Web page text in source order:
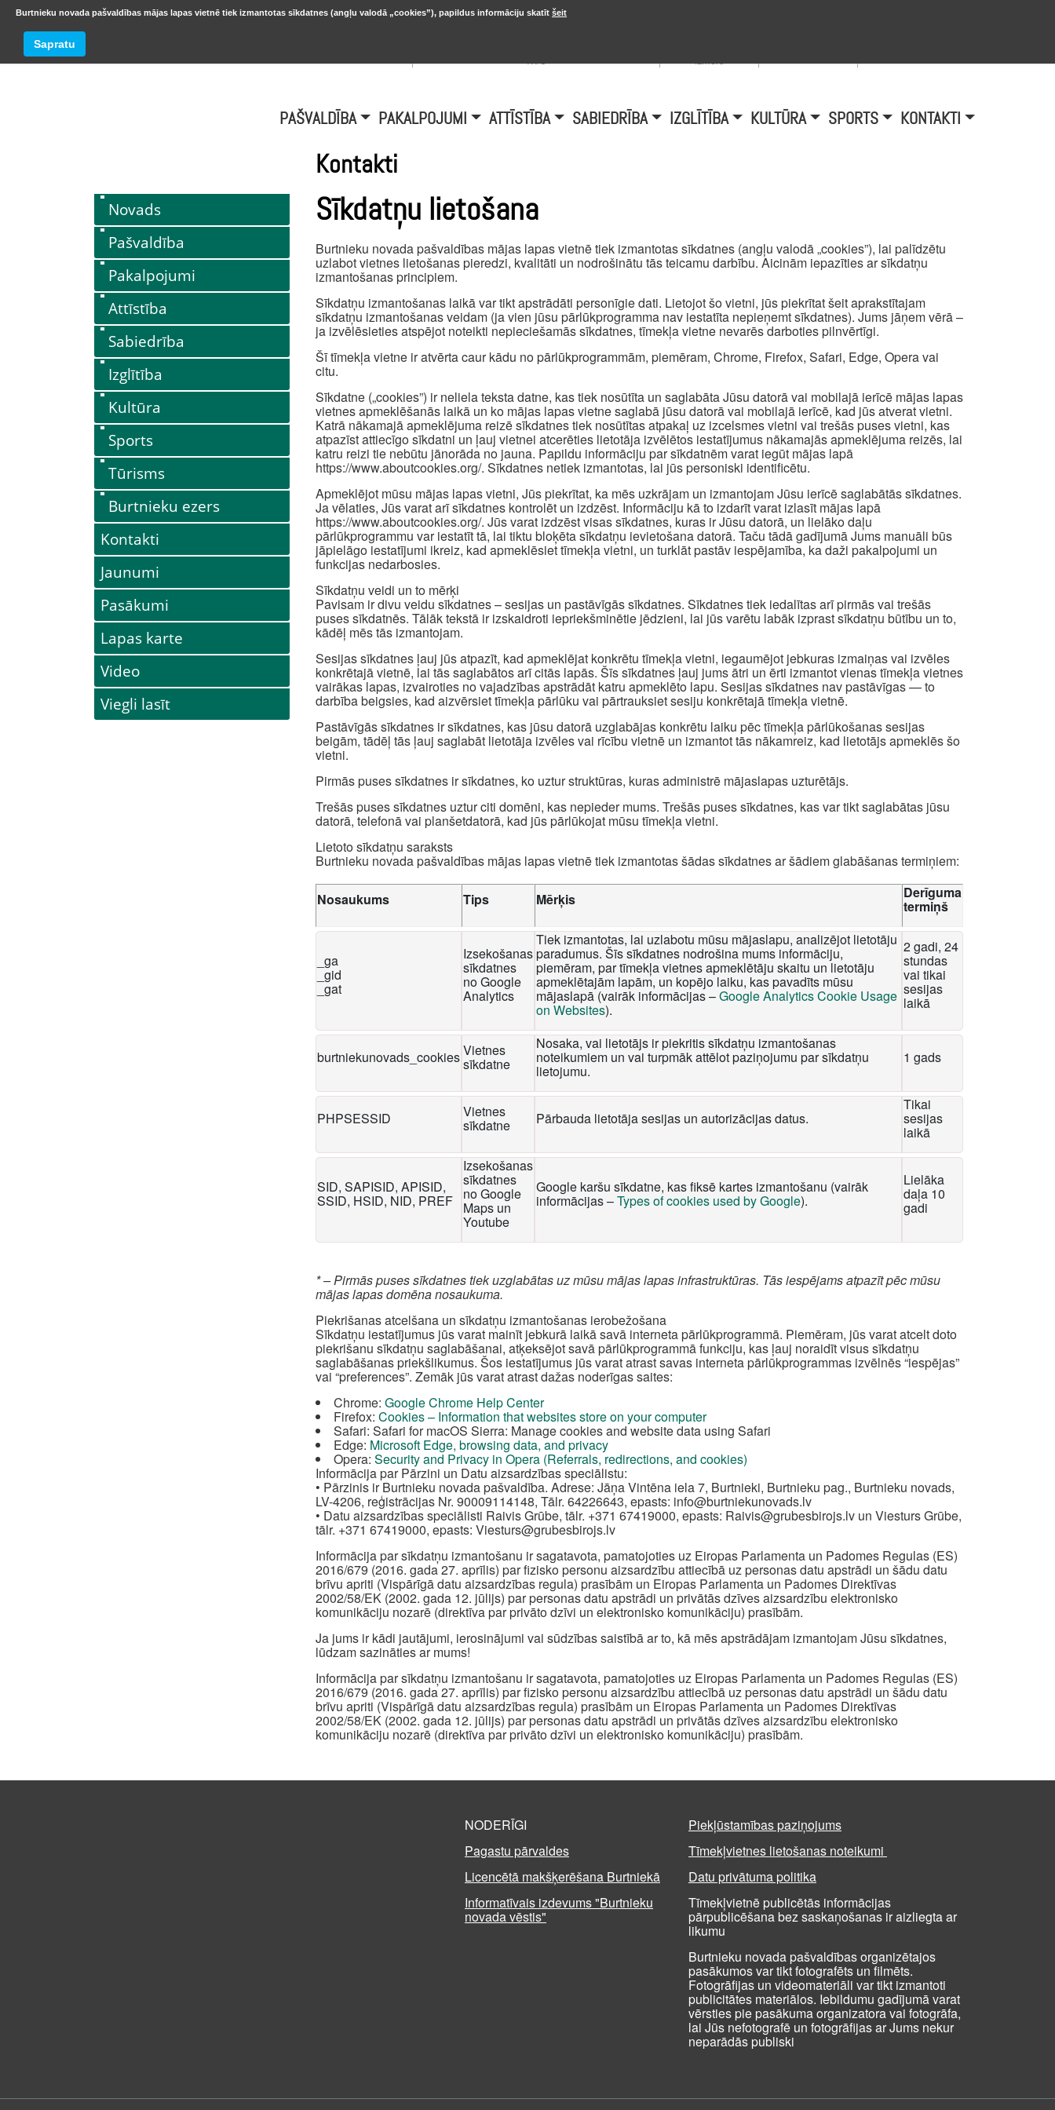
BURTNIEKU NOVADS m/s
izmērs
PAŠVALDĪBA PAKALPOJUMI ATTĪSTĪBA SABIEDRĪBA IZGLĪTĪBA KULTŪRA SPORTS KONTAKTI
Novads
Pašvaldība
Pakalpojumi
Attīstība
Sabiedrība
Izglītība
Kultūra
Sports
Tūrisms
Burtnieku ezers
Kontakti
Jaunumi
Pasākumi
Lapas karte
Video
Viegli lasīt
Kontakti
Sīkdatņu lietošana
Burtnieku novada pašvaldības mājas lapas vietnē tiek izmantotas sīkdatnes (angļu valodā „cookies”), lai palīdzētu
uzlabot vietnes lietošanas pieredzi, kvalitāti un nodrošinātu tās teicamu darbību. Aicinām iepazīties ar sīkdatņu
izmantošanas principiem.
Sīkdatņu izmantošanas laikā var tikt apstrādāti personīgie dati. Lietojot šo vietni, jūs piekrītat šeit aprakstītajam
sīkdatņu izmantošanas veidam (ja vien jūsu pārlūkprogramma nav iestatīta nepieņemt sīkdatnes). Jums jāņem vērā –
ja izvēlēsieties atspējot noteikti nepieciešamās sīkdatnes, tīmekļa vietne nevarēs darboties pilnvērtīgi.
Šī tīmekļa vietne ir atvērta caur kādu no pārlūkprogrammām, piemēram, Chrome, Firefox, Safari, Edge, Opera vai
citu.
Sīkdatne („cookies”) ir neliela teksta datne, kas tiek nosūtīta un saglabāta Jūsu datorā vai mobilajā ierīcē mājas lapas
vietnes apmeklēšanās laikā un ko mājas lapas vietne saglabā jūsu datorā vai mobilajā ierīcē, kad jūs atverat vietni.
Katrā nākamajā apmeklējuma reizē sīkdatnes tiek nosūtītas atpakaļ uz izcelsmes vietni vai trešās puses vietni, kas
atpazīst attiecīgo sīkdatni un ļauj vietnei atcerēties lietotāja izvēlētos iestatījumus nākamajās apmeklējuma reizēs, lai
katru reizi tie nebūtu jānorāda no jauna. Papildu informāciju par sīkdatnēm varat iegūt mājas lapā
https://www.aboutcookies.org/. Sīkdatnes netiek izmantotas, lai jūs personiski identificētu.
Apmeklējot mūsu mājas lapas vietni, Jūs piekrītat, ka mēs uzkrājam un izmantojam Jūsu ierīcē saglabātās sīkdatnes.
Ja vēlaties, Jūs varat arī sīkdatnes kontrolēt un izdzēst. Informāciju kā to izdarīt varat izlasīt mājas lapā
https://www.aboutcookies.org/. Jūs varat izdzēst visas sīkdatnes, kuras ir Jūsu datorā, un lielāko daļu
pārlūkprogrammu var iestatīt tā, lai tiktu bloķēta sīkdatņu ievietošana datorā. Taču tādā gadījumā Jums manuāli būs
jāpielāgo iestatījumi ikreiz, kad apmeklēsiet tīmekļa vietni, un turklāt pastāv iespējamība, ka daži pakalpojumi un
funkcijas nedarbosies.
Sīkdatņu veidi un to mērķi
Pavisam ir divu veidu sīkdatnes – sesijas un pastāvīgās sīkdatnes. Sīkdatnes tiek iedalītas arī pirmās vai trešās
puses sīkdatnēs. Tālāk tekstā ir izskaidroti iepriekšminētie jēdzieni, lai jūs varētu labāk izprast sīkdatņu būtību un to,
kādēļ mēs tās izmantojam.
Sesijas sīkdatnes ļauj jūs atpazīt, kad apmeklējat konkrētu tīmekļa vietni, iegaumējot jebkuras izmaiņas vai izvēles
konkrētajā vietnē, lai tās saglabātos arī citās lapās. Šīs sīkdatnes ļauj jums ātri un ērti izmantot vienas tīmekļa vietnes
vairākas lapas, izvairoties no vajadzības apstrādāt katru apmeklēto lapu. Sesijas sīkdatnes nav pastāvīgas — to
darbība beigsies, kad aizvērsiet tīmekļa pārlūku vai pārtrauksiet sesiju konkrētajā tīmekļa vietnē.
Pastāvīgās sīkdatnes ir sīkdatnes, kas jūsu datorā uzglabājas konkrētu laiku pēc tīmekļa pārlūkošanas sesijas
beigām, tādēļ tās ļauj saglabāt lietotāja izvēles vai rīcību vietnē un izmantot tās nākamreiz, kad lietotājs apmeklēs šo
vietni.
Pirmās puses sīkdatnes ir sīkdatnes, ko uztur struktūras, kuras administrē mājaslapas uzturētājs.
Trešās puses sīkdatnes uztur citi domēni, kas nepieder mums. Trešās puses sīkdatnes, kas var tikt saglabātas jūsu
datorā, telefonā vai planšetdatorā, kad jūs pārlūkojat mūsu tīmekļa vietni.
Lietoto sīkdatņu saraksts
Burtnieku novada pašvaldības mājas lapas vietnē tiek izmantotas šādas sīkdatnes ar šādiem glabāšanas termiņiem:
Nosaukums Tips Mērķis Derīguma
termiņš
_ga
_gid
_gat
Izsekošanas
sīkdatnes
no Google
Analytics
Tiek izmantotas, lai uzlabotu mūsu mājaslapu, analizējot lietotāju
paradumus. Šīs sīkdatnes nodrošina mums informāciju,
piemēram, par tīmekļa vietnes apmeklētāju skaitu un lietotāju
apmeklētajām lapām, un kopējo laiku, kas pavadīts mūsu
mājaslapā (vairāk informācijas –Google Analytics Cookie Usage
on Websites).
2 gadi, 24
stundas
vai tikai
sesijas
laikā
burtniekunovads_cookiesVietnes
sīkdatne
Nosaka, vai lietotājs ir piekritis sīkdatņu izmantošanas
noteikumiem un vai turpmāk attēlot paziņojumu par sīkdatņu
lietojumu.
1 gads
PHPSESSID Vietnes
sīkdatne Pārbauda lietotāja sesijas un autorizācijas datus.
Tikai
sesijas
laikā
SID, SAPISID, APISID,
SSID, HSID, NID, PREF
Izsekošanas
sīkdatnes
no Google
Maps un
Youtube
Google karšu sīkdatne, kas fiksē kartes izmantošanu (vairāk
informācijas –Types of cookies used by Google).
Lielāka
daļa 10
gadi
* – Pirmās puses sīkdatnes tiek uzglabātas uz mūsu mājas lapas infrastruktūras. Tās iespējams atpazīt pēc mūsu
mājas lapas domēna nosaukuma.
Piekrišanas atcelšana un sīkdatņu izmantošanas ierobežošana
Sīkdatņu iestatījumus jūs varat mainīt jebkurā laikā savā interneta pārlūkprogrammā. Piemēram, jūs varat atcelt doto
piekrišanu sīkdatņu saglabāšanai, atķeksējot savā pārlūkprogrammā funkciju, kas ļauj noraidīt visus sīkdatņu
saglabāšanas priekšlikumus. Šos iestatījumus jūs varat atrast savas interneta pārlūkprogrammas izvēlnēs “iespējas”
vai “preferences”. Zemāk jūs varat atrast dažas noderīgas saites:
Chrome: Google Chrome Help Center
Firefox: Cookies – Information that websites store on your computer
Safari: Safari for macOS Sierra: Manage cookies and website data using Safari
Edge: Microsoft Edge, browsing data, and privacy
Opera: Security and Privacy in Opera (Referrals, redirections, and cookies)
Informācija par Pārzini un Datu aizsardzības speciālistu:
• Pārzinis ir Burtnieku novada pašvaldība. Adrese: Jāņa Vintēna iela 7, Burtnieki, Burtnieku pag., Burtnieku novads,
LV-4206, reģistrācijas Nr. 90009114148, Tālr. 64226643, epasts: info@burtniekunovads.lv
• Datu aizsardzības speciālisti Raivis Grūbe, tālr. +371 67419000, epasts: Raivis@grubesbirojs.lv un Viesturs Grūbe,
tālr. +371 67419000, epasts: Viesturs@grubesbirojs.lv
Informācija par sīkdatņu izmantošanu ir sagatavota, pamatojoties uz Eiropas Parlamenta un Padomes Regulas (ES)
2016/679 (2016. gada 27. aprīlis) par fizisko personu aizsardzību attiecībā uz personas datu apstrādi un šādu datu
brīvu apriti (Vispārīgā datu aizsardzības regula) prasībām un Eiropas Parlamenta un Padomes Direktīvas
2002/58/EK (2002. gada 12. jūlijs) par personas datu apstrādi un privātās dzīves aizsardzību elektronisko
komunikāciju nozarē (direktīva par privāto dzīvi un elektronisko komunikāciju) prasībām.
Ja jums ir kādi jautājumi, ierosinājumi vai sūdzības saistībā ar to, kā mēs apstrādājam izmantojam Jūsu sīkdatnes,
lūdzam sazināties ar mums!
Informācija par sīkdatņu izmantošanu ir sagatavota, pamatojoties uz Eiropas Parlamenta un Padomes Regulas (ES)
2016/679 (2016. gada 27. aprīlis) par fizisko personu aizsardzību attiecībā uz personas datu apstrādi un šādu datu
brīvu apriti (Vispārīgā datu aizsardzības regula) prasībām un Eiropas Parlamenta un Padomes Direktīvas
2002/58/EK (2002. gada 12. jūlijs) par personas datu apstrādi un privātās dzīves aizsardzību elektronisko
komunikāciju nozarē (direktīva par privāto dzīvi un elektronisko komunikāciju) prasībām.
NODERĪGI
Pagastu pārvaldes
Licencētā makšķerēšana Burtniekā
Informatīvais izdevums "Burtnieku
novada vēstis"
Piekļūstamības paziņojums
Tīmekļvietnes lietošanas noteikumi
Datu privātuma politika
Tīmekļvietnē publicētās informācijas
pārpublicēšana bez saskaņošanas ir aizliegta ar
likumu
Burtnieku novada pašvaldības organizētajos
pasākumos var tikt fotografēts un filmēts.
Fotogrāfijas un videomateriāli var tikt izmantoti
publicitātes materiālos. Iebildumu gadījumā varat
vērsties pie pasākuma organizatora vai fotogrāfa,
lai Jūs nefotografē un fotogrāfijas ar Jums nekur
neparādās publiski
Burtnieku novada pašvaldības mājas lapas vietnē tiek izmantotas sīkdatnes (angļu valodā „cookies”), papildus informāciju skatīt šeit
Sapratu